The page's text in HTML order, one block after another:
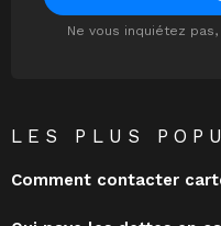
Ne vous inquiétez
LES PLUS
Comment contacter